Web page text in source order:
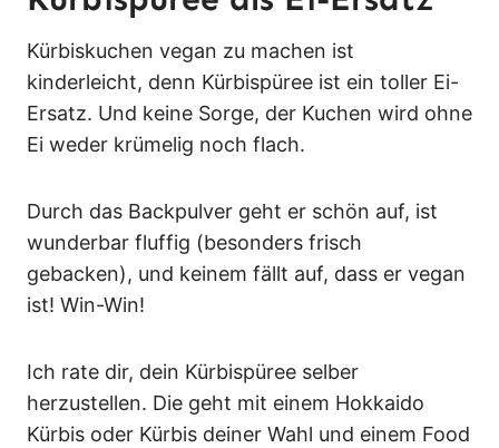
Kürbiskuchen vegan zu machen ist
kinderleicht, denn Kürbispüree ist ein toller Ei-
Ersatz. Und keine Sorge, der Kuchen wird ohne
Ei weder krümelig noch flach.
Durch das Backpulver geht er schön auf, ist
wunderbar fluffig (besonders frisch
gebacken), und keinem fällt auf, dass er vegan
ist! Win-Win!
Ich rate dir, dein Kürbispüree selber
herzustellen. Die geht mit einem Hokkaido
Kürbis oder Kürbis deiner Wahl und einem Food